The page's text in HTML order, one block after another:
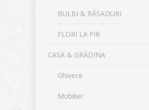
BULBI & RĂSADURI
FLORI LA FIR
CASA & GRĂDINA
Ghivece
Mobilier